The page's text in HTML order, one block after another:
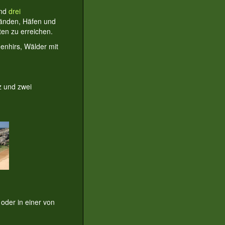
drei
Häfen und
zu erreichen.
Wälder mit
und zwei
in einer von